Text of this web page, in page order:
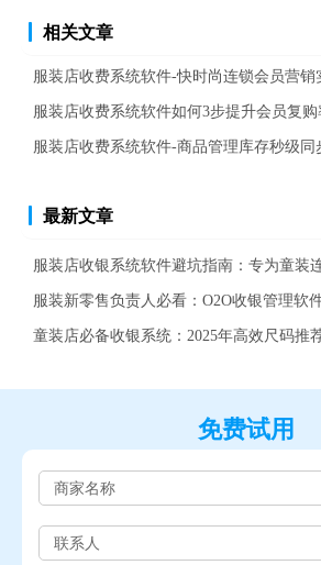
相关文章
服装店收费系统软件-快时尚连锁会员营销
服装店收费系统软件如何3步提升会员复购
服装店收费系统软件-商品管理库存秒级同
最新文章
服装店收银系统软件避坑指南：专为童装
服装新零售负责人必看：O2O收银管理软件
童装店必备收银系统：2025年高效尺码推
免费试用